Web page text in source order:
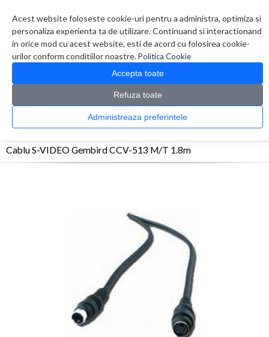
Acest website foloseste cookie-uri pentru a administra, optimiza si
personaliza experienta ta de utilizare. Continuand si interactionand
in orice mod cu acest website, esti de acord cu folosirea cookie-
urilor conform conditiilor noastre.Politica Cookie
Accepta toate
Refuza toate
Administreaza preferintele
0 produs(e)
CATALOG PRODUSE
Monitoare & Televizoare > Accesorii Monitoare / Televizoare
Cablu S-VIDEO Gembird CCV-513 M/T 1.8m